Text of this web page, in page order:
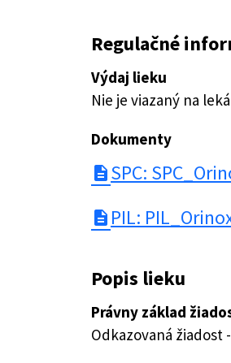
Regulačné
Výdaj lieku
Nie je viazaný na
Dokumenty
description SPC:
description PIL:
Popis lieku
Právny základ
Odkazovaná